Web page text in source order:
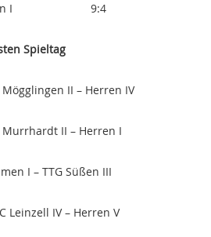
Herren I 9:4
Spieltag
II – Herren IV
II – Herren I
– TTG Süßen III
IV – Herren V